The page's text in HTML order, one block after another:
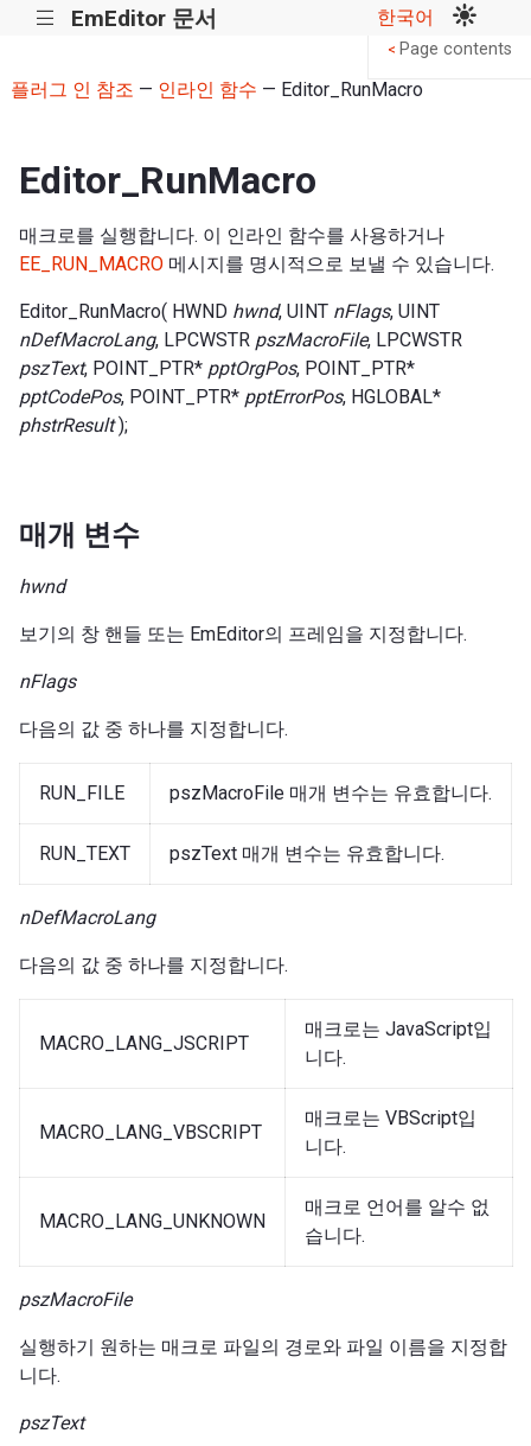
||| EmEditor 문서 한국어
플러그 인 참조 — 인라인 함수 — Editor_RunMacro
Editor_RunMacro
매크로를 실행합니다. 이 인라인 함수를 사용하거나
EE_RUN_MACRO 메시지를 명시적으로 보낼 수 있습니다.
Editor_RunMacro( HWND hwnd, UINT nFlags, UINT
nDefMacroLang, LPCWSTR pszMacroFile, LPCWSTR
pszText, POINT_PTR* pptOrgPos, POINT_PTR*
pptCodePos, POINT_PTR* pptErrorPos, HGLOBAL*
phstrResult);
매개 변수
hwnd
보기의 창 핸들 또는 EmEditor의 프레임을 지정합니다.
nFlags
다음의 값 중 하나를 지정합니다.
RUN_FILE pszMacroFile 매개 변수는 유효합니다.
RUN_TEXT pszText 매개 변수는 유효합니다.
nDefMacroLang
다음의 값 중 하나를 지정합니다.
MACRO_LANG_JSCRIPT
매크로는 JavaScript입
니다.
MACRO_LANG_VBSCRIPT
매크로는 VBScript입
니다.
MACRO_LANG_UNKNOWN
매크로 언어를 알수 없
습니다.
pszMacroFile
실행하기 원하는 매크로 파일의 경로와 파일 이름을 지정합
니다.
pszText
< Page contents